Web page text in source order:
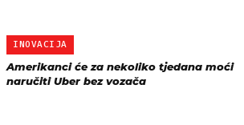
INOVACIJA
Amerikanci će za nekoliko tjedana moći
naručiti Uber bez vozača